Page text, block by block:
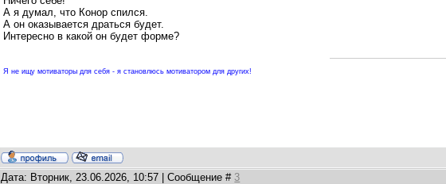
А я думал, что Конор спился.
А он оказывается драться будет.
Интересно в какой он будет форме?
Я не ищу мотиваторы для себя - я становлюсь мотиватором для других!
Дата: Вторник, 23.06.2026, 10:57 | Сообщение # 3